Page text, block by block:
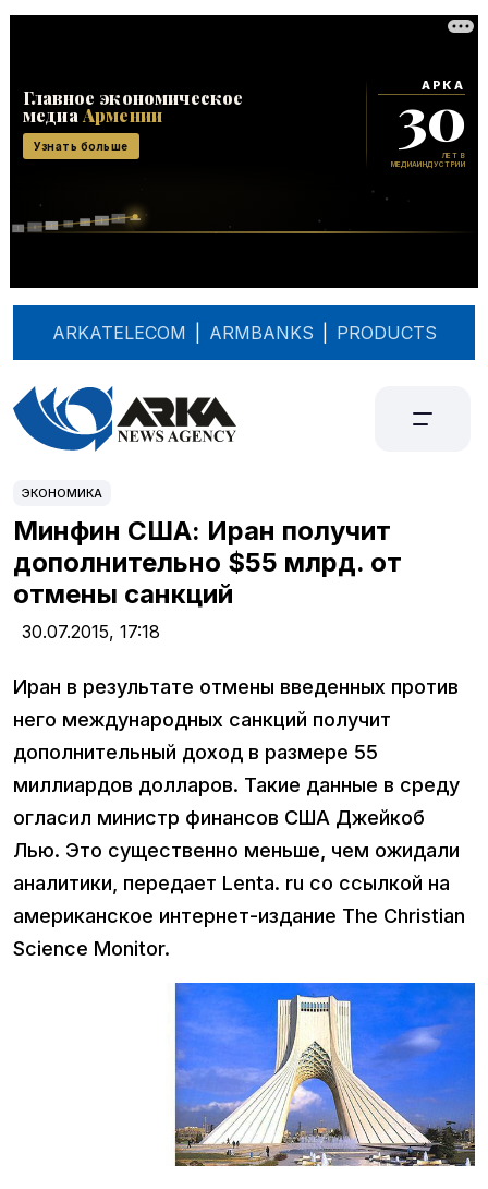
ARKATELECOM ARMBANKS PRODUCTS
ЭКОНОМИКА
Минфин США: Иран получит
дополнительно $55 млрд. от
отмены санкций
30.07.2015, 17:18
Иран в результате отмены введенных против
него международных санкций получит
дополнительный доход в размере 55
миллиардов долларов. Такие данные в среду
огласил министр финансов США Джейкоб
Лью. Это существенно меньше, чем ожидали
аналитики, передает Lenta. ru со ссылкой на
американское интернет-издание The Christian
Science Monitor.